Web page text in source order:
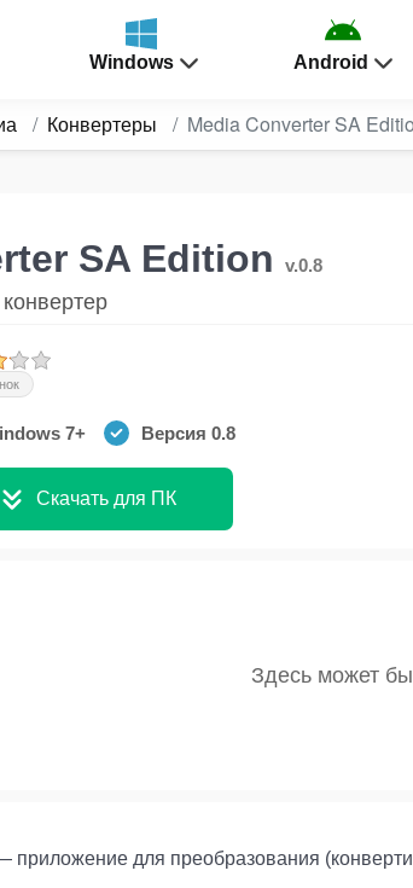
Windows Android
Конвертеры Media Converter SA
SA Edition v.0.8
7+ Версия 0.8
Скачать для ПК
приложение для преобразования